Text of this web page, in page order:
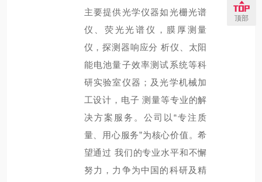
主要提供光学仪器如光栅光谱
仪、荧光光谱仪，膜厚测量
仪，探测器响应分 析仪、太阳
能电池量子效率测试系统等科
研实验室仪器；及光学机械加
工设计，电子 测量等专业的解
决方案服务。公司以“专注质
量、用心服务”为核心价值。希
望通过 我们的专业水平和不懈
努力，力争为中国的科研及精
顶部